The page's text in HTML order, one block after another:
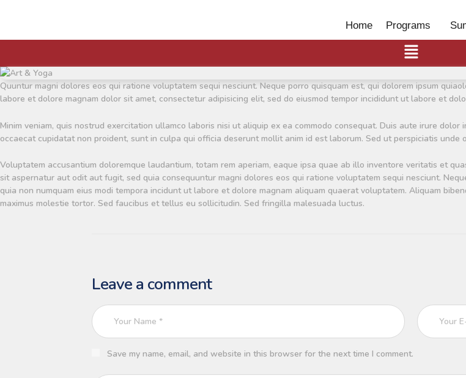
Home Programs
Quuntur magni dolores eos qui ratione voluptatem sequi nesciunt. Neque porro quisquam est, qui dolorem ipsum
labore et dolore magnam dolor sit amet, consectetur adipisicing elit, sed do eiusmod tempor incididunt ut labore et
Minim veniam, quis nostrud exercitation ullamco laboris nisi ut aliquip ex ea commodo consequat. Duis aute irure
occaecat cupidatat non proident, sunt in culpa qui officia deserunt mollit anim id est laborum. Sed ut perspiciatis unde
Voluptatem accusantium doloremque laudantium, totam rem aperiam, eaque ipsa quae ab illo inventore veritatis et
sit aspernatur aut odit aut fugit, sed quia consequuntur magni dolores eos qui ratione voluptatem sequi nesciunt.
quia non numquam eius modi tempora incidunt ut labore et dolore magnam aliquam quaerat voluptatem. Aliquam
maximus molestie tortor. Sed faucibus et tellus eu sollicitudin. Sed fringilla malesuada luctus.
Leave a comment
Save my name, email, and website in this browser for the next time I comment.